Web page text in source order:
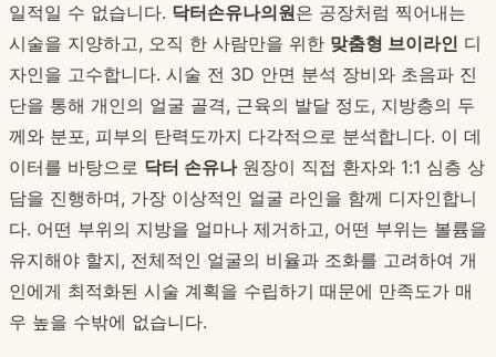
일적일 수 없습니다. 닥터손유나의원은 공장처럼 찍어내는
시술을 지양하고, 오직 한 사람만을 위한 맞춤형 브이라인 디
자인을 고수합니다. 시술 전 3D 안면 분석 장비와 초음파 진
단을 통해 개인의 얼굴 골격, 근육의 발달 정도, 지방층의 두
께와 분포, 피부의 탄력도까지 다각적으로 분석합니다. 이 데
이터를 바탕으로 닥터 손유나원장이 직접 환자와 1:1 심층 상
담을 진행하며, 가장 이상적인 얼굴 라인을 함께 디자인합니
다. 어떤 부위의 지방을 얼마나 제거하고, 어떤 부위는 볼륨을
유지해야 할지, 전체적인 얼굴의 비율과 조화를 고려하여 개
인에게 최적화된 시술 계획을 수립하기 때문에 만족도가 매
우 높을 수밖에 없습니다.